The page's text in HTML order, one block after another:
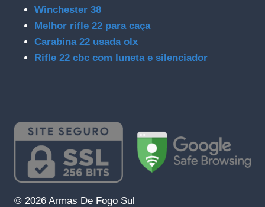
Winchester 38
Melhor rifle 22 para caça
Carabina 22 usada olx
Rifle 22 cbc com luneta e silenciador
© 2026 Armas De Fogo Sul